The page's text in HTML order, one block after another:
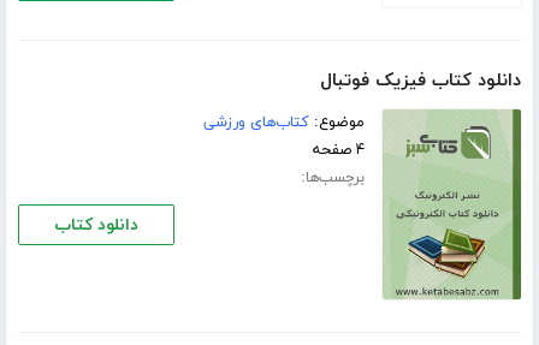
دانلود کتاب فیزیک فوتبال
موضوع:کتاب‌های ورزشی
۴ صفحه
برچسب‌ها:
دانلود کتاب